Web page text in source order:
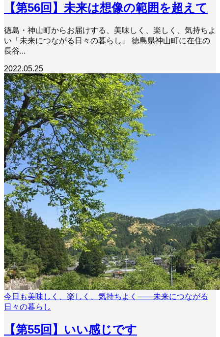
【第56回】未来は想像の範囲を超えて
徳島・神山町からお届けする、美味しく、楽しく、気持ちよ
い「未来につながる日々の暮らし」 徳島県神山町に在住の
長谷...
2022.05.25
今日も美味しく、楽しく、気持ちよく――未来につながる
日々の暮らし
【第55回】いい感じです